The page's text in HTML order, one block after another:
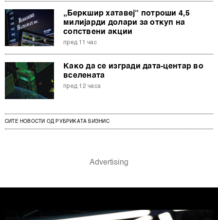
„Беркшир хатавеј“ потроши 4,5
милијарди долари за откуп на
сопствени акции
пред 11 час
Како да се изгради дата-центар во
вселената
пред 12 часа
СИТЕ НОВОСТИ ОД РУБРИКАТА БИЗНИС